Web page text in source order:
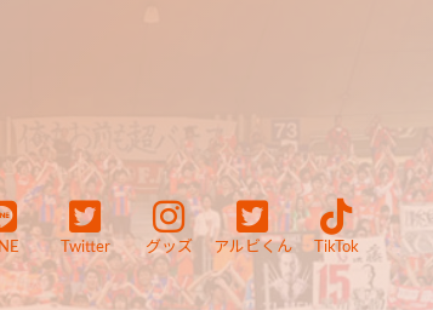
Twitter グッズ アルビくん TikTok